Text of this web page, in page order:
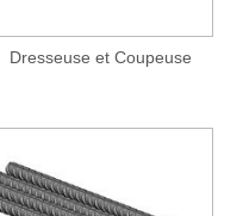
Dresseuse et Coupeuse